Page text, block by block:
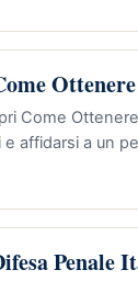
Come
affidarsi a un
Penale